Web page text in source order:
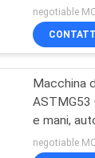
negotiable
Macchina
ASTMG53
e mani,
UV,
negotiable